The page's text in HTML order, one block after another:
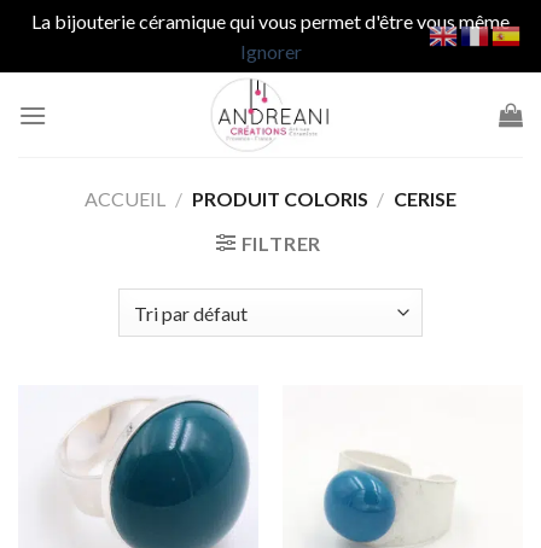
La bijouterie céramique qui vous permet d'être vous même
Ignorer
ACCUEIL / PRODUIT COLORIS / CERISE
FILTRER